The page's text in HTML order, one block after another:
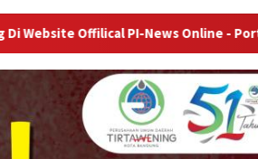
PI-News Online - Portal Berita